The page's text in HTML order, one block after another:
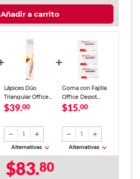
Añadir a carrito
Lápices Dúo
Triangular Office
Depot 10 piezas
$39.00
1
Alternativas
Goma con Fajilla
Office Depot
Blanco 3 piezas
$15.00
1
Alternativas
$83.80